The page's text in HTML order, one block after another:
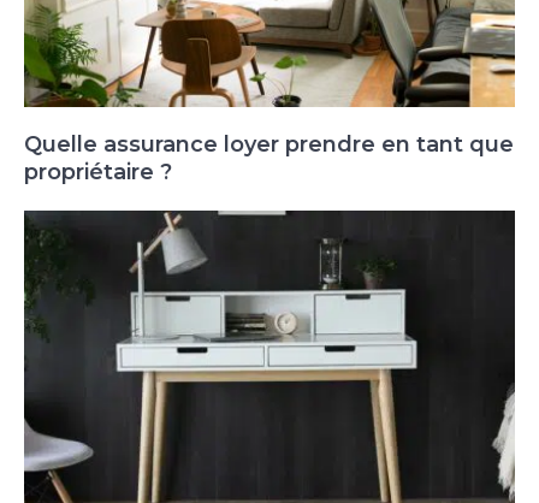
Quelle assurance loyer prendre en tant que
propriétaire ?